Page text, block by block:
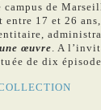
campus de
17 et 26
œuvre. A
de dix